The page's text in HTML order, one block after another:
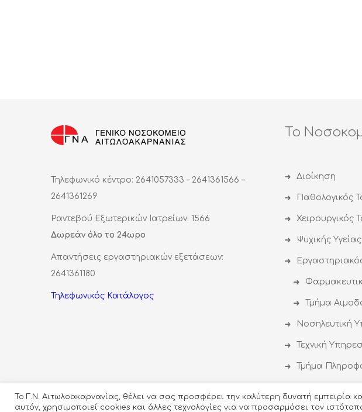
Τηλεφωνικό κέντρο: 2641057333 – 2641361566 –
2641361269
Ραντεβού Εξωτερικών Ιατρείων: 1566
Δωρεάν όλο το 24ωρο
Απαντήσεις εργαστηριακών εξετάσεων:
2641361180
Τηλεφωνικός Κατάλογος
Το
Διοίκηση
Παθολογικός
Χειρουργικός
Ψυχικής Υγείας
Τμήμα
Νοσηλευτική
Τεχνική
Τμήμα
Το Γ.Ν. Αιτωλοακαρνανίας, θέλει να σας προσφέρει την καλύτερη δυνατή εμπειρία
αυτόν, χρησιμοποιεί cookies και άλλες τεχνολογίες για να προσαρμόσει τον